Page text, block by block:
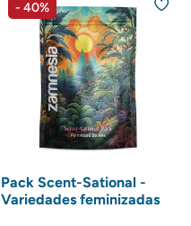
- 40%
Pack Scent-Sational -
Variedades feminizadas